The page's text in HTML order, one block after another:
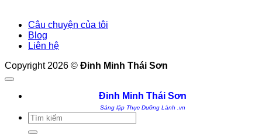
Câu chuyện của tôi
Blog
Liên hệ
Copyright 2026 © Đinh Minh Thái Sơn
Đinh Minh Thái Sơn
Sáng lập Thực Dưỡng Lành .vn
Tìm
kiếm: